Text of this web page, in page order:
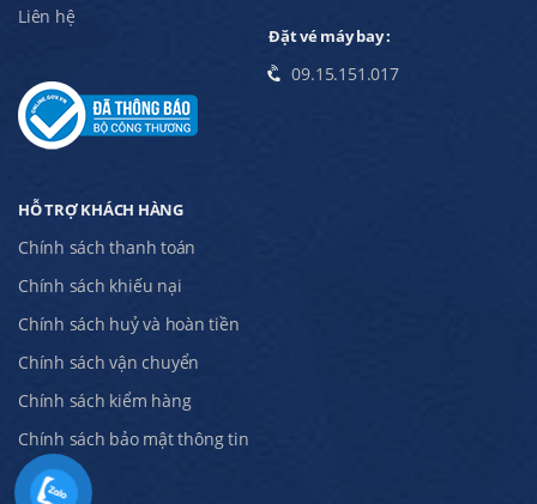
Liên hệ
Đặt vé máy bay :
09.15.151.017
HỖ TRỢ KHÁCH HÀNG
Chính sách thanh toán
Chính sách khiếu nại
Chính sách huỷ và hoàn tiền
Chính sách vận chuyển
Chính sách kiểm hàng
Chính sách bảo mật thông tin